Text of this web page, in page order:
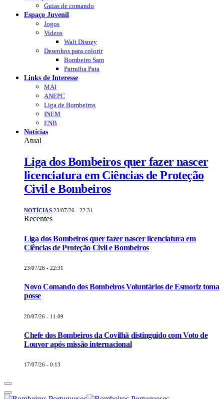
Guias de comando
Espaço Juvenil
Jogos
Videos
Walt Disney
Desenhos para colorir
Bombeiro Sam
Patrulha Pata
Links de Interesse
MAI
ANEPC
Liga de Bombeiros
INEM
ENB
Notícias
Atual
Liga dos Bombeiros quer fazer nascer
licenciatura em Ciências de Proteção
Civil e Bombeiros
NOTÍCIAS 23/07/26 - 22:31
Recentes
Liga dos Bombeiros quer fazer nascer licenciatura em
Ciências de Proteção Civil e Bombeiros
23/07/26 - 22:31
Novo Comando dos Bombeiros Voluntários de Esmoriz toma
posse
20/07/26 - 11:09
Chefe dos Bombeiros da Covilhã distinguido com Voto de
Louvor após missão internacional
17/07/26 - 0:13